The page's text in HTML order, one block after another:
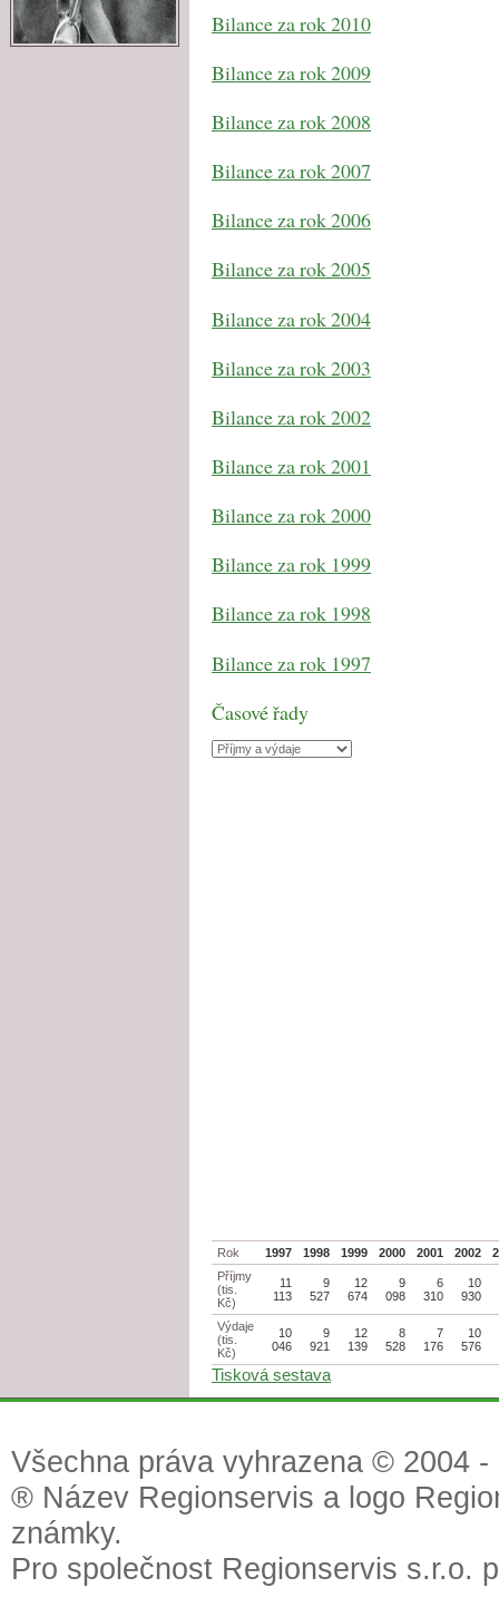
Bilance za rok 2010
Bilance za rok 2009
Bilance za rok 2008
Bilance za rok 2007
Bilance za rok 2006
Bilance za rok 2005
Bilance za rok 2004
Bilance za rok 2003
Bilance za rok 2002
Bilance za rok 2001
Bilance za rok 2000
Bilance za rok 1999
Bilance za rok 1998
Bilance za rok 1997
Časové řady
Rok 1997 1998 1999 2000 2001 2002
Příjmy
(tis.
Kč)
11
113
9
527
12
674
9
098
6
310
10
930
Výdaje
(tis.
Kč)
10
046
9
921
12
139
8
528
7
176
10
576
Tisková sestava
Všechna práva vyhrazena © 2004
® Název Regionservis a logo
známky.
Pro společnost Regionservis s.r.o.